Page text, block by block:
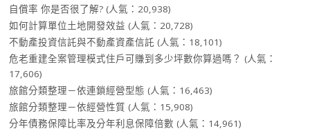
自償率 你是否很了解? (人氣：20,938)
如何計算單位土地開發效益 (人氣：20,728)
不動產投資信託與不動產資產信託 (人氣：18,101)
危老重建全案管理模式住戶可賺到多少坪數你算過嗎？ (人氣：
17,606)
旅館分類整理－依連鎖經營型態 (人氣：16,463)
旅館分類整理－依經營性質 (人氣：15,908)
分年債務保障比率及分年利息保障倍數 (人氣：14,961)